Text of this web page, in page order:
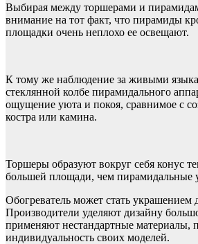
Выбирая между торшерами и
внимание на тот факт, что пирамиды
площадки очень неплохо ее освещают.
К тому же наблюдение за живыми
стеклянной колбе пирамидального
ощущение уюта и покоя, сравнимое с
костра или камина.
Торшеры образуют вокруг себя конус
большей площади, чем пирамидальные
Обогреватель может стать украшением
Производители уделяют дизайну
применяют нестандартные материалы,
индивидуальность своих моделей.